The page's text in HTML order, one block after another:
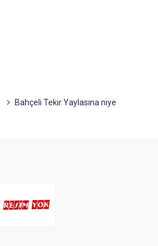
Bahçeli Tekir Yaylasına niye